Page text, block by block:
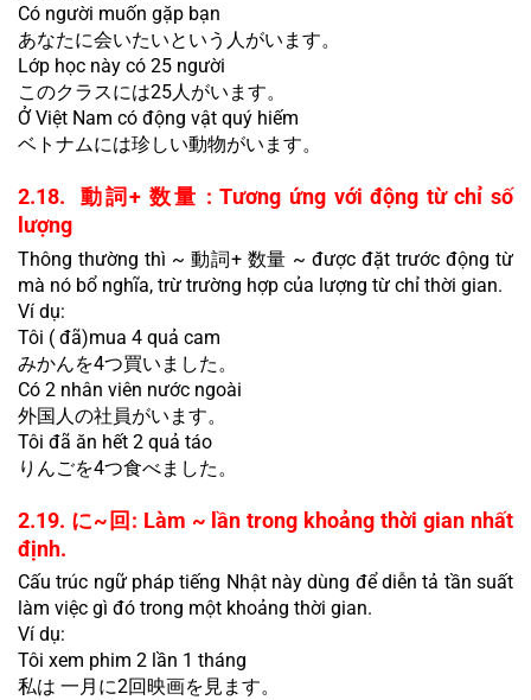
Có người muốn gặp bạn
あなたに会いたいという人がいます。
Lớp học này có 25 người
このクラスには25人がいます。
Ở Việt Nam có động vật quý hiếm
ベトナムには珍しい動物がいます。
2.18.  動詞+ 数量 : Tương ứng với động từ chỉ số
lượng
Thông thường thì ~ 動詞+ 数量 ~ được đặt trước động từ
mà nó bổ nghĩa, trừ trường hợp của lượng từ chỉ thời gian.
Ví dụ:
Tôi ( đã)mua 4 quả cam
みかんを4つ買いました。
Có 2 nhân viên nước ngoài
外国人の社員がいます。
Tôi đã ăn hết 2 quả táo
りんごを4つ食べました。
2.19. に~回: Làm ~ lần trong khoảng thời gian nhất
định.
Cấu trúc ngữ pháp tiếng Nhật này dùng để diễn tả tần suất
làm việc gì đó trong một khoảng thời gian.
Ví dụ:
Tôi xem phim 2 lần 1 tháng
私は 一月に2回映画を見ます。